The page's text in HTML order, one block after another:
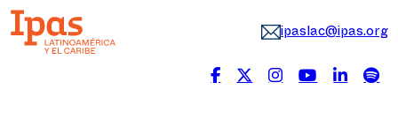
ipaslac@ipas.org